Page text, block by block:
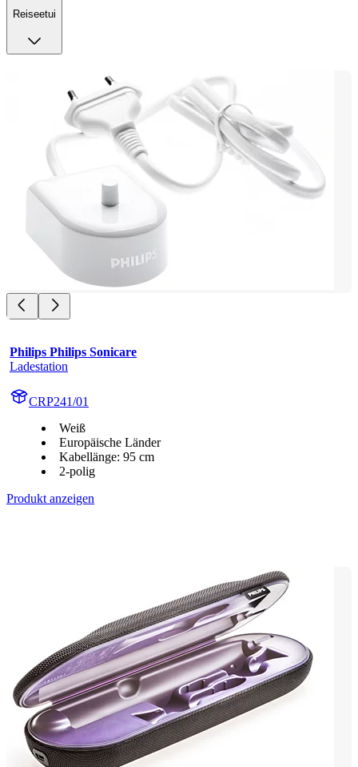
Reiseetui
Philips Philips Sonicare
Ladestation
CRP241/01
Weiß
Europäische Länder
Kabellänge: 95 cm
2-polig
Produkt anzeigen